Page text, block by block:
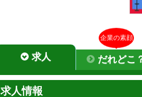
求人
企業の素顔
だれどこ
求人情報